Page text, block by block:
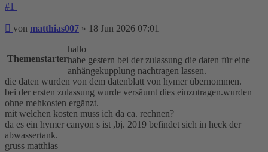
#1
Beitrag
von matthias007 » 18 Jun 2026 07:01
Themenstarter
hallo
habe gestern bei der zulassung die daten für eine
anhängekupplung nachtragen lassen.
die daten wurden von dem datenblatt von hymer übernommen.
bei der ersten zulassung wurde versäumt dies einzutragen.wurden
ohne mehkosten ergänzt.
mit welchen kosten muss ich da ca. rechnen?
da es ein hymer canyon s ist ,bj. 2019 befindet sich in heck der
abwassertank.
gruss matthias